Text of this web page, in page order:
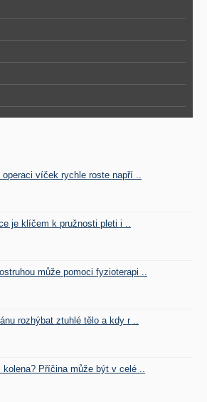
víček rychle roste napří ..
je klíčem k pružnosti pleti i ..
může pomoci fyzioterapi ..
rozhýbat ztuhlé tělo a kdy r ..
kolena? Příčina může být v celé ..